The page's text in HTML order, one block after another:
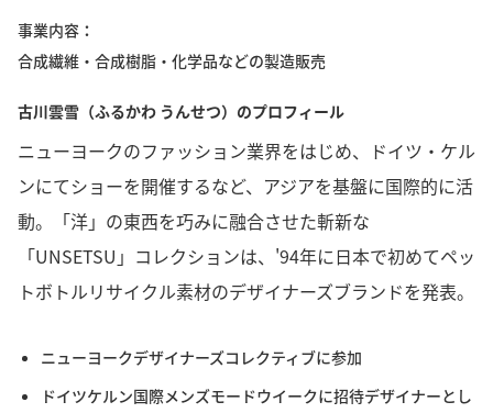
事業内容
合成繊維・合成樹脂・化学品などの製造販売
古川雲雪（ふるかわ うんせつ）のプロフィール
ニューヨークのファッション業界をはじめ、ドイツ・ケル
ンにてショーを開催するなど、アジアを基盤に国際的に活
動。「洋」の東西を巧みに融合させた斬新な
「UNSETSU」コレクションは、'94年に日本で初めてペッ
トボトルリサイクル素材のデザイナーズブランドを発表。
ニューヨークデザイナーズコレクティブに参加
ドイツケルン国際メンズモードウイークに招待デザイナーとし